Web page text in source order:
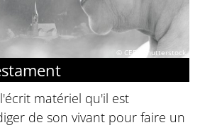
© CEF / Shutterstock
matériel qu'il est
de son vivant pour faire un